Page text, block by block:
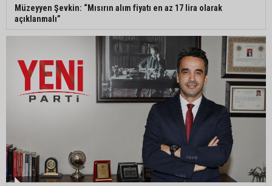
Müzeyyen Şevkin: “Mısırın alım fiyatı en az 17 lira olarak
açıklanmalı”